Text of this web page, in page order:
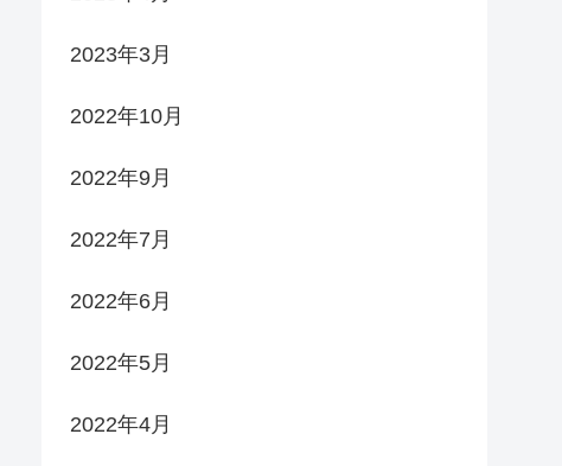
2023年3月
2022年10月
2022年9月
2022年7月
2022年6月
2022年5月
2022年4月